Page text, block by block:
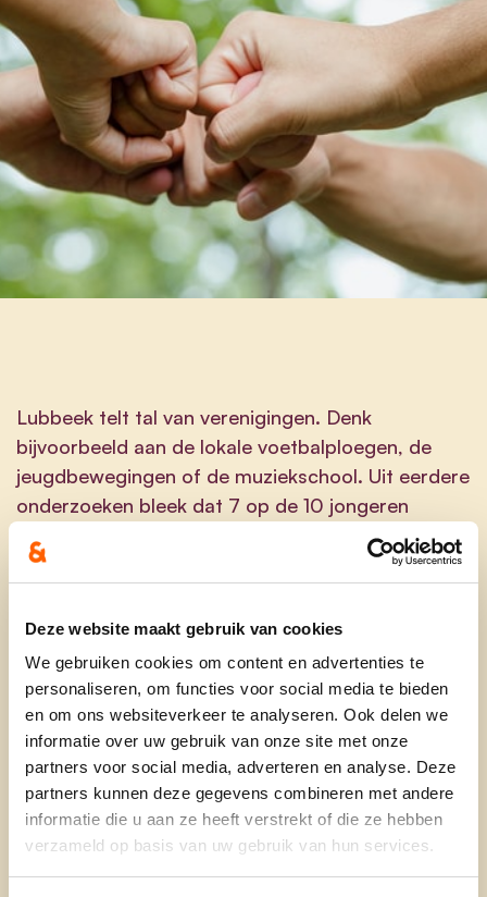
Deze website maakt gebruik van cookies
We gebruiken cookies om content en advertenties te
personaliseren, om functies voor social media te bieden
en om ons websiteverkeer te analyseren. Ook delen we
informatie over uw gebruik van onze site met onze
partners voor social media, adverteren en analyse. Deze
partners kunnen deze gegevens combineren met andere
informatie die u aan ze heeft verstrekt of die ze hebben
verzameld op basis van uw gebruik van hun services.
Lubbeek telt tal van verenigingen. Denk
bijvoorbeeld aan de lokale voetbalploegen, de
jeugdbewegingen of de muziekschool. Uit eerdere
onderzoeken bleek dat 7 op de 10 jongeren
deelneemt aan verenigingsactiviteiten. Aan welke
vereniging heb jij goede herinneringen?
Met JONG CD&V willen we werken aan een
hechte gemeenschap waar er lokale
vriendschappen ontstaan. De verenigingen
vormen hierbij een belangrijke rol, wij vinden het
belangrijk om deze te ondersteunen.